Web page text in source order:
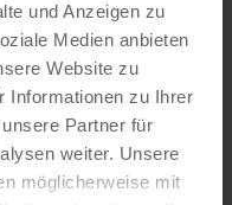
und Anzeigen zu
Medien anbieten
Website zu
Informationen zu Ihrer
Partner für
weiter. Unsere
möglicherweise mit